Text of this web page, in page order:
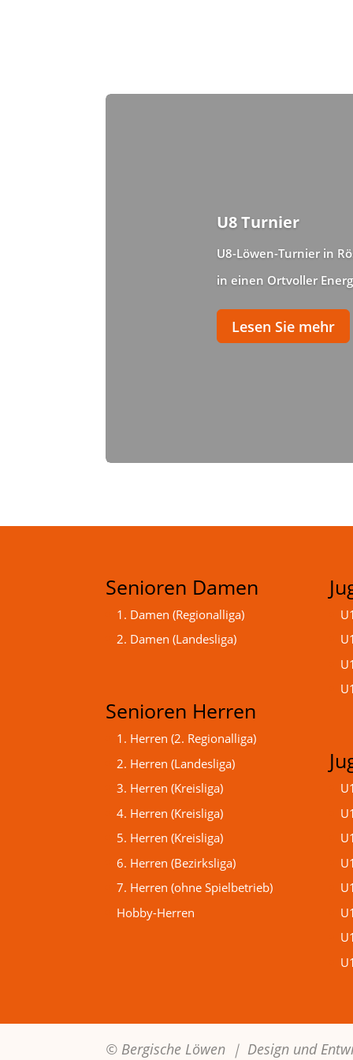
U8 Turnier
U8-Löwen-Turnier in
in einen Ortvoller
Lesen Sie mehr
Senioren Damen
1. Damen (Regionalliga)
2. Damen (Landesliga)
Senioren Herren
1. Herren (2. Regionalliga)
2. Herren (Landesliga)
3. Herren (Kreisliga)
4. Herren (Kreisliga)
5. Herren (Kreisliga)
6. Herren (Bezirksliga)
7. Herren (ohne Spielbetrieb)
Hobby-Herren
© Bergische Löwen ｜ Design und